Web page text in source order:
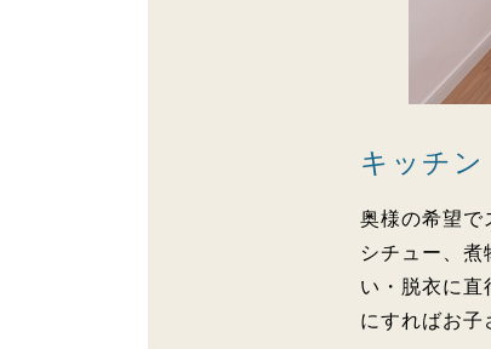
キッチン
奥様の希望で
シチュー、
い・脱衣に直
にすればお子